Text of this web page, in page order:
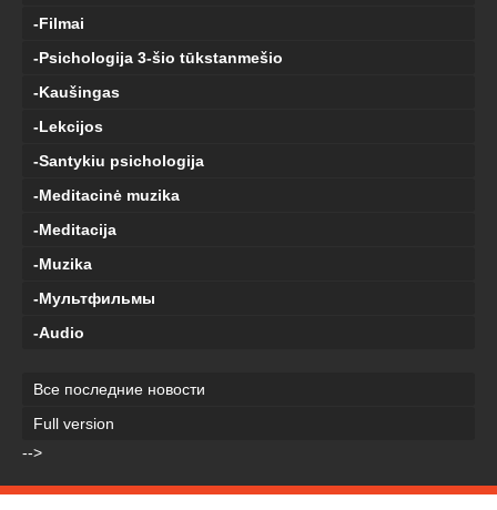
-Filmai
-Psichologija 3-šio tūkstanmešio
-Kaušingas
-Lekcijos
-Santykiu psichologija
-Meditacinė muzika
-Meditacija
-Muzika
-Мультфильмы
-Audio
Все последние новости
Full version
-->